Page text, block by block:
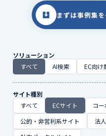
まずは事例集
ソリューション
すべて
AI検索 EC向け
サイト種別
すべて
ECサイト コ
公的・非営利系サイト
法